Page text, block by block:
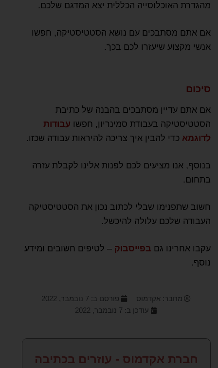
מהגדרת האוכלוסייה הכללית יצא המדגם שלכם.
אם אתם מסתבכים עם נושא הסטטיסטיקה, חפשו
אנשי מקצוע שיעזרו לכם בכך.
סיכום
אם אתם עדיין מסתבכים בהבנה של כתיבת
הסטטיסטיקה בעבודת סמינריון, חפשו עבודות
לדוגמא כדי להבין איך צריכה להיראות עבודה שכזו.
בנוסף, אנו מציעים לכם לפנות אלינו לקבלת עזרה
בתחום.
חשוב שתפנימו שבלי לכתוב נכון את הסטטיסטיקה
העבודה שלכם עלולה להיכשל.
עקבו אחרינו גם בפייסבוק – לטיפים חשובים ומידע
נוסף.
מחבר:אקדמוס פורסם ב:
עודכן ב: 7 נובמבר, 2022
חברת אקדמוס - עוזרים בכתיבה